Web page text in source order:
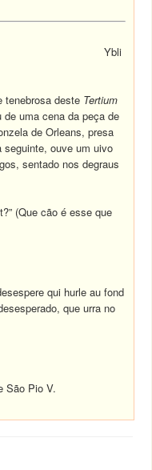
deste Tertium
uma cena da peça de
de Orleans, presa
seguinte, ouve um uivo
sentado nos degraus
(Que cão é esse que
qui hurle au fond
que urra no
São Pio V.